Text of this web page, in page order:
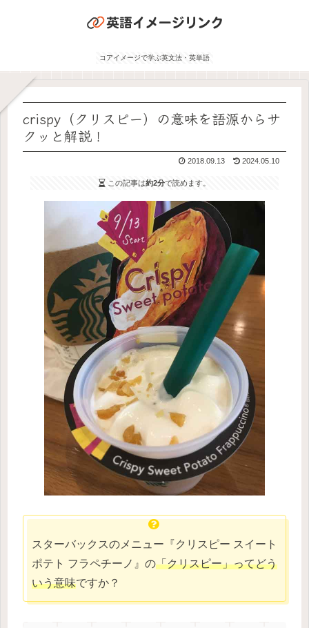
コアイメージで学ぶ英文法・英単語
crispy（クリスピー）の意味を語源からサ
クッと解説！
2018.09.13 2024.05.10
この記事は約2分で読めます。
スターバックスのメニュー『クリスピー スイート
ポテト フラペチーノ』の「クリスピー」ってどう
いう意味ですか？